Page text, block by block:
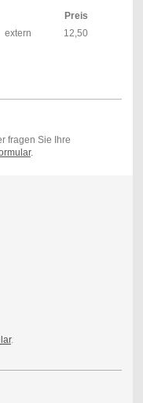
Preis
extern 12,50
fragen Sie Ihre
.
.